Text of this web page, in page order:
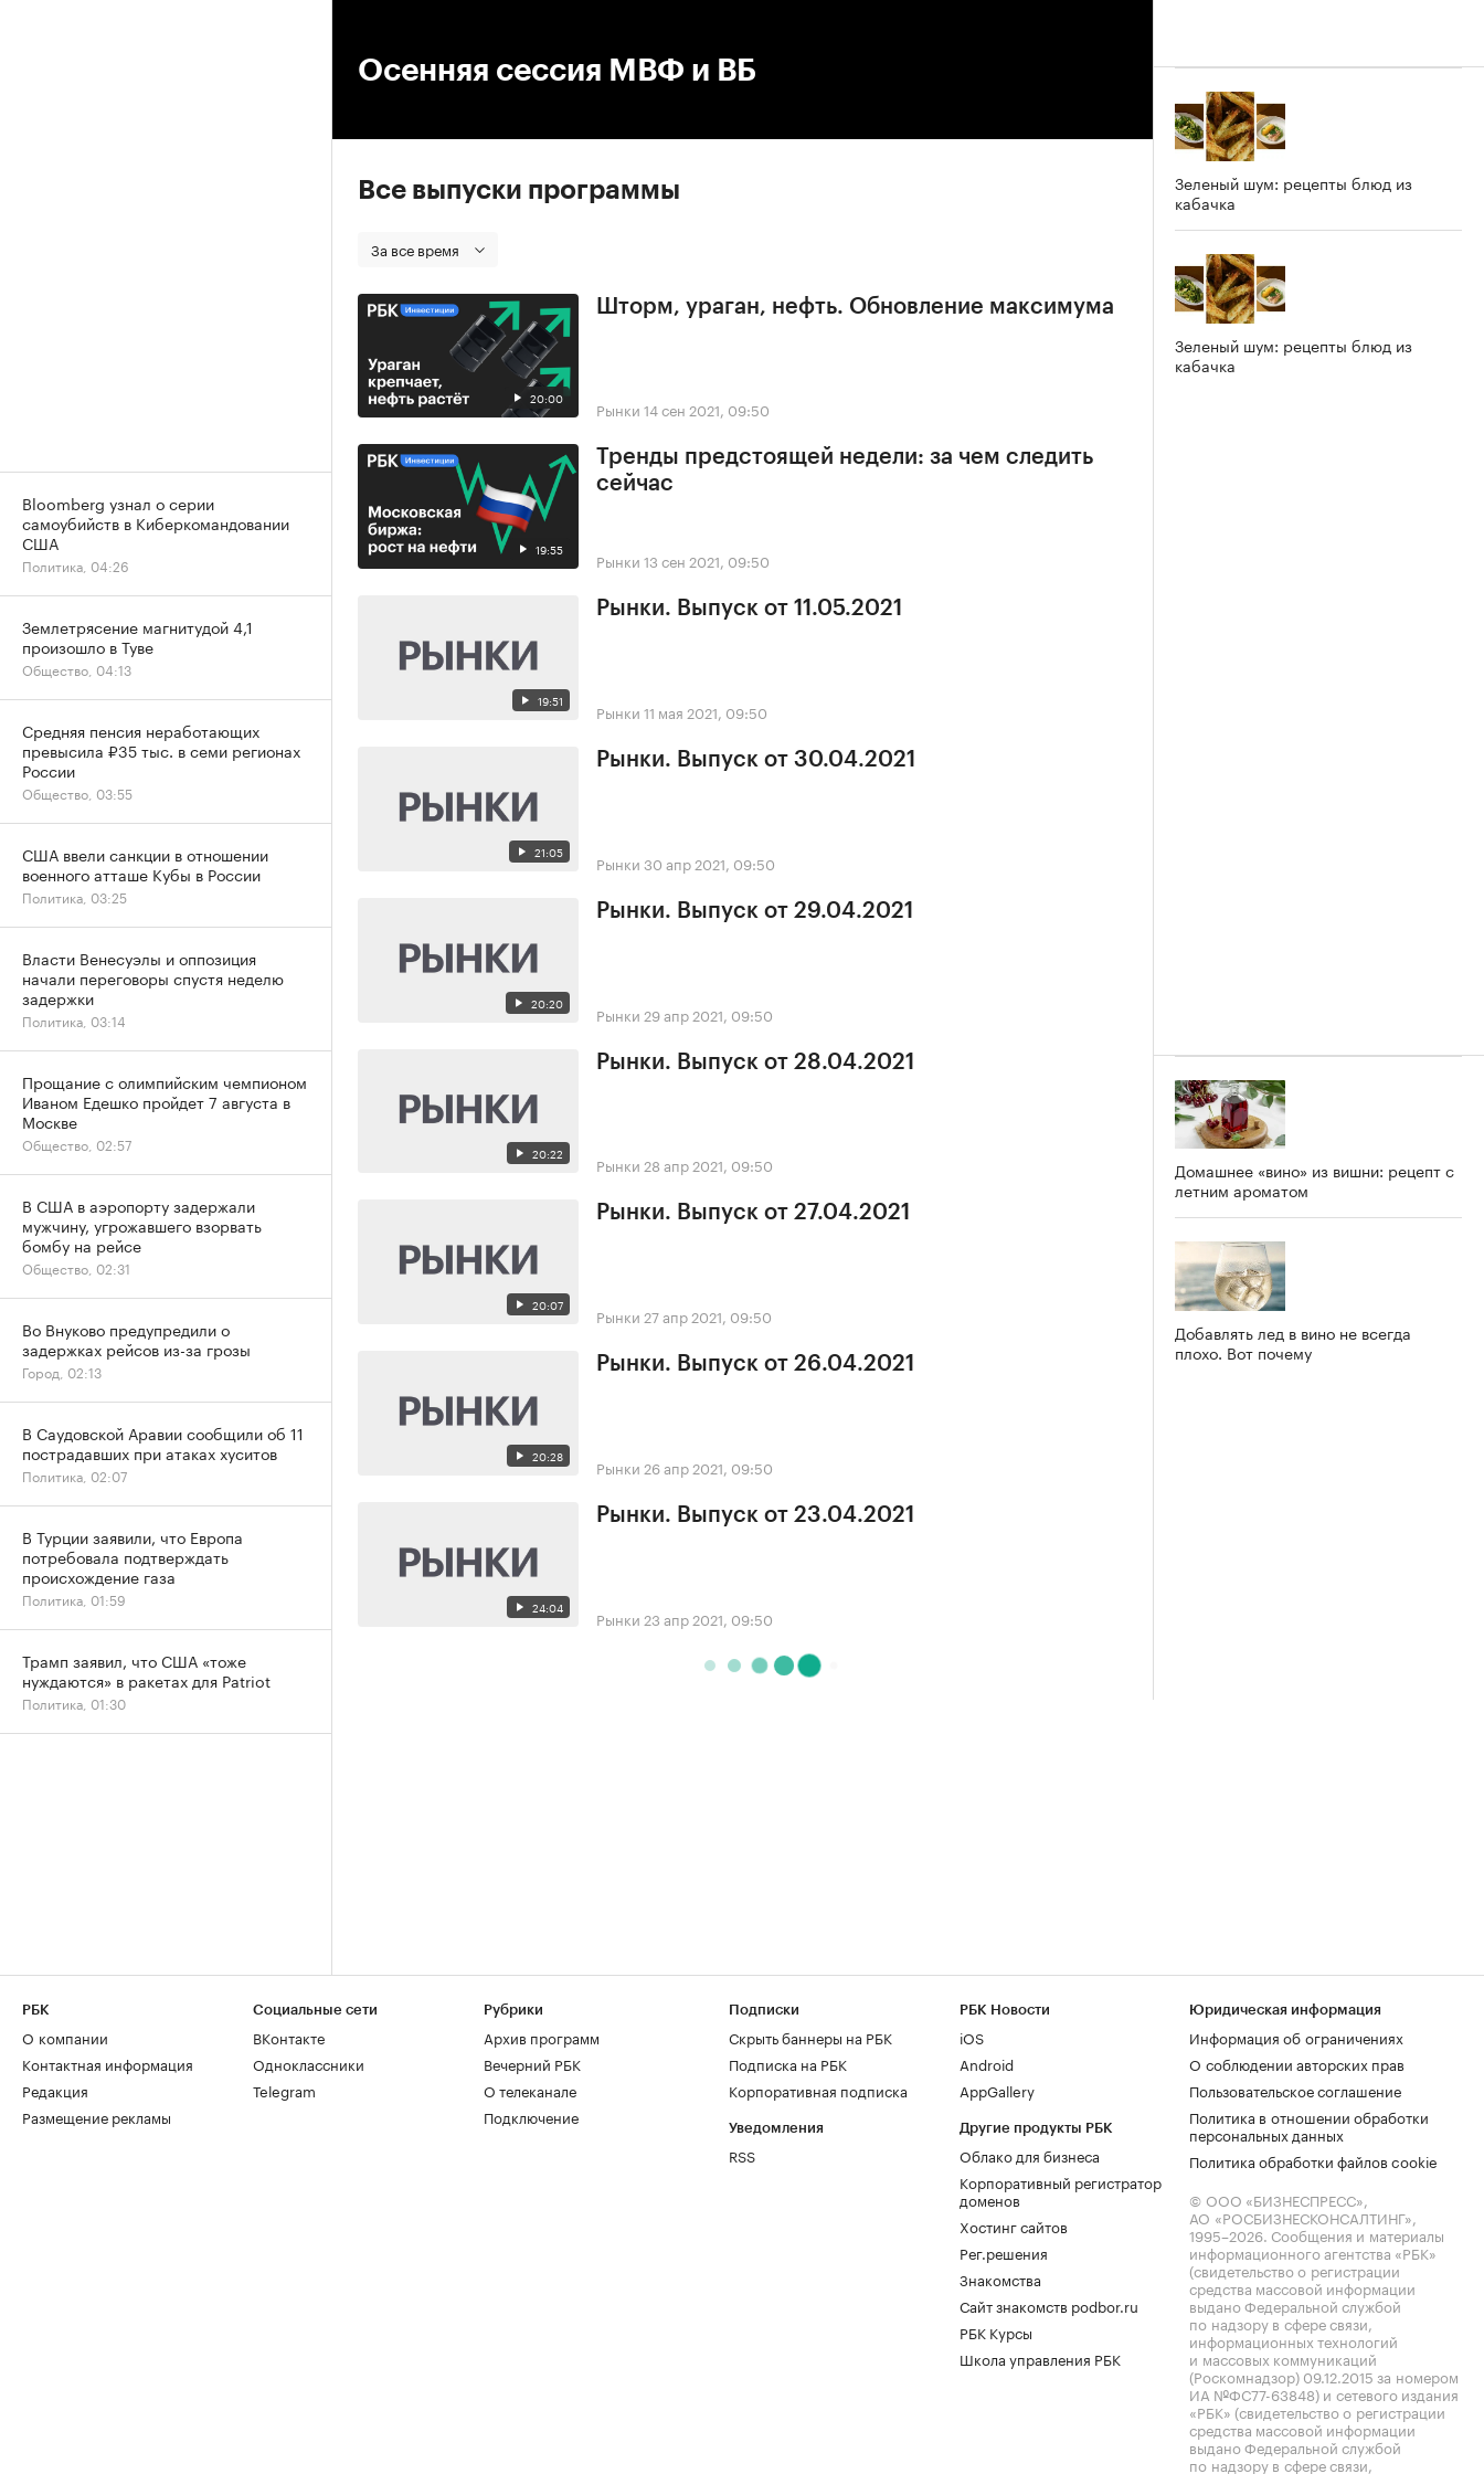
Осенняя сессия МВФ и ВБ
Все выпуски программы
За все время
20:00
Шторм, ураган, нефть. Обновление максимума
Рынки 14 сен 2021, 09:50
19:55
Тренды предстоящей недели: за чем следить
сейчас
Рынки 13 сен 2021, 09:50
19:51
Рынки. Выпуск от 11.05.2021
Рынки 11 мая 2021, 09:50
21:05
Рынки. Выпуск от 30.04.2021
Рынки 30 апр 2021, 09:50
20:20
Рынки. Выпуск от 29.04.2021
Рынки 29 апр 2021, 09:50
20:22
Рынки. Выпуск от 28.04.2021
Рынки 28 апр 2021, 09:50
20:07
Рынки. Выпуск от 27.04.2021
Рынки 27 апр 2021, 09:50
20:28
Рынки. Выпуск от 26.04.2021
Рынки 26 апр 2021, 09:50
24:04
Рынки. Выпуск от 23.04.2021
Рынки 23 апр 2021, 09:50
Зеленый шум: рецепты блюд из
кабачка
Зеленый шум: рецепты блюд из
кабачка
Домашнее «вино» из вишни: рецепт с
летним ароматом
Добавлять лед в вино не всегда
плохо. Вот почему
Bloomberg узнал о серии
самоубийств в Киберкомандовании
США
Политика, 04:26
Землетрясение магнитудой 4,1
произошло в Туве
Общество, 04:13
Средняя пенсия неработающих
превысила ₽35 тыс. в семи регионах
России
Общество, 03:55
США ввели санкции в отношении
военного атташе Кубы в России
Политика, 03:25
Власти Венесуэлы и оппозиция
начали переговоры спустя неделю
задержки
Политика, 03:14
Прощание с олимпийским чемпионом
Иваном Едешко пройдет 7 августа в
Москве
Общество, 02:57
В США в аэропорту задержали
мужчину, угрожавшего взорвать
бомбу на рейсе
Общество, 02:31
Во Внуково предупредили о
задержках рейсов из-за грозы
Город, 02:13
В Саудовской Аравии сообщили об 11
пострадавших при атаках хуситов
Политика, 02:07
В Турции заявили, что Европа
потребовала подтверждать
происхождение газа
Политика, 01:59
Трамп заявил, что США «тоже
нуждаются» в ракетах для Patriot
Политика, 01:30
РБК
О компании
Контактная информация
Редакция
Размещение рекламы
Социальные сети
ВКонтакте
Одноклассники
Telegram
Рубрики
Архив программ
Вечерний РБК
О телеканале
Подключение
Подписки
Скрыть баннеры на РБК
Подписка на РБК
Корпоративная подписка
Уведомления
RSS
РБК Новости
iOS
Android
AppGallery
Другие продукты РБК
Облако для бизнеса
Корпоративный регистратор
доменов
Хостинг сайтов
Рег.решения
Знакомства
Сайт знакомств podbor.ru
РБК Курсы
Школа управления РБК
Юридическая информация
Информация об ограничениях
О соблюдении авторских прав
Пользовательское соглашение
Политика в отношении обработки
персональных данных
Политика обработки файлов cookie
© ООО «БИЗНЕСПРЕСС»,
АО «РОСБИЗНЕСКОНСАЛТИНГ»,
1995–2026. Сообщения и материалы
информационного агентства «РБК»
(свидетельство о регистрации
средства массовой информации
выдано Федеральной службой
по надзору в сфере связи,
информационных технологий
и массовых коммуникаций
(Роскомнадзор) 09.12.2015 за номером
ИА №ФС77-63848) и сетевого издания
«РБК» (свидетельство о регистрации
средства массовой информации
выдано Федеральной службой
по надзору в сфере связи,